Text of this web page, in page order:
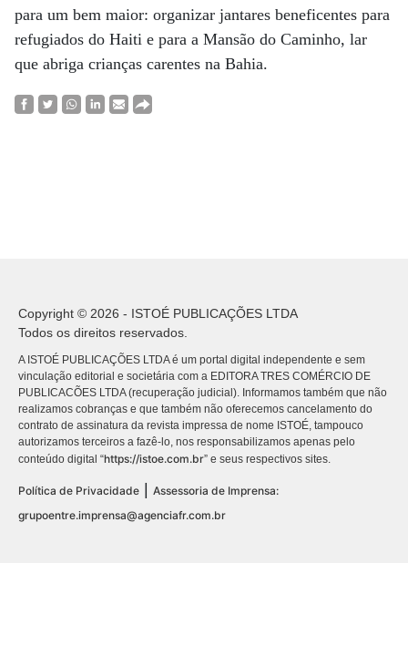
para um bem maior: organizar jantares beneficentes para
refugiados do Haiti e para a Mansão do Caminho, lar
que abriga crianças carentes na Bahia.
Copyright © 2026 - ISTOÉ PUBLICAÇÕES LTDA
Todos os direitos reservados.
A ISTOÉ PUBLICAÇÕES LTDA é um portal digital independente e sem
vinculação editorial e societária com a EDITORA TRES COMÉRCIO DE
PUBLICACÕES LTDA (recuperação judicial). Informamos também que não
realizamos cobranças e que também não oferecemos cancelamento do
contrato de assinatura da revista impressa de nome ISTOÉ, tampouco
autorizamos terceiros a fazê-lo, nos responsabilizamos apenas pelo
conteúdo digital “https://istoe.com.br” e seus respectivos sites.
Política de Privacidade
Assessoria de Imprensa:
grupoentre.imprensa@agenciafr.com.br